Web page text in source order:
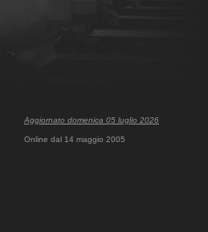
Aggiornato domenica 05 luglio 2026
Online dal 14 maggio 2005